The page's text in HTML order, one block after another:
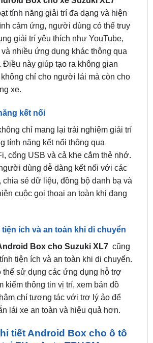
nghiệm giải trí trong xe
Box cho xe Suzuki XL7
tính năng giải trí đa dạng và hiện
cảm ứng, người dùng có thể truy
giải trí yêu thích như YouTube,
nhiều ứng dụng khác thông qua
chỉ cho người lái mà còn cho
xe.
kết nối
chỉ mang lại trải nghiệm giải trí
tính năng kết nối thông qua
cổng USB và cả khe cắm thẻ nhớ.
dùng dễ dàng kết nối với các
cuộc gọi thoại an toàn khi đang
ích và an toàn khi di chuyển
Box cho Suzuki XL7cũng
tiện ích và an toàn khi di chuyển.
sử dụng các ứng dụng hỗ trợ
chí tương tác với trợ lý ảo để